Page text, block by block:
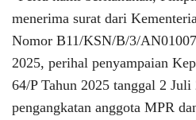
menerima surat dari
Nomor B11/KSN/B/3/
2025, perihal penyampaian
64/P Tahun 2025 tanggal 2 Juli
pengangkatan anggota MPR